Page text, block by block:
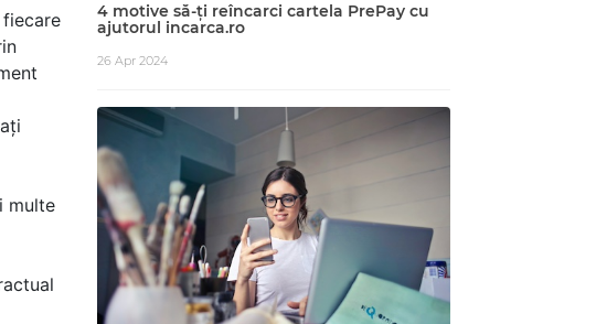
multe
4 motive să-ți reîncarci cartela PrePay cu
ajutorul incarca.ro
26 Apr 2024